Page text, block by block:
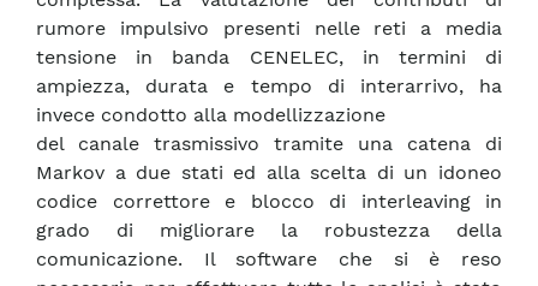
rumore impulsivo presenti nelle reti a media
tensione in banda CENELEC, in termini di
ampiezza, durata e tempo di interarrivo, ha
invece condotto alla modellizzazione
del canale trasmissivo tramite una catena di
Markov a due stati ed alla scelta di un idoneo
codice correttore e blocco di interleaving in
grado di migliorare la robustezza della
comunicazione. Il software che si è reso